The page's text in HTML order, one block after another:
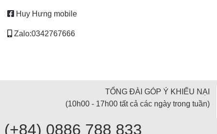
Huy Hưng mobile
Zalo:0342767666
TỔNG ĐÀI GÓP Ý KHIẾU NẠI
(10h00 - 17h00 tất cả các ngày trong tuần)
(+84) 0886 788 833